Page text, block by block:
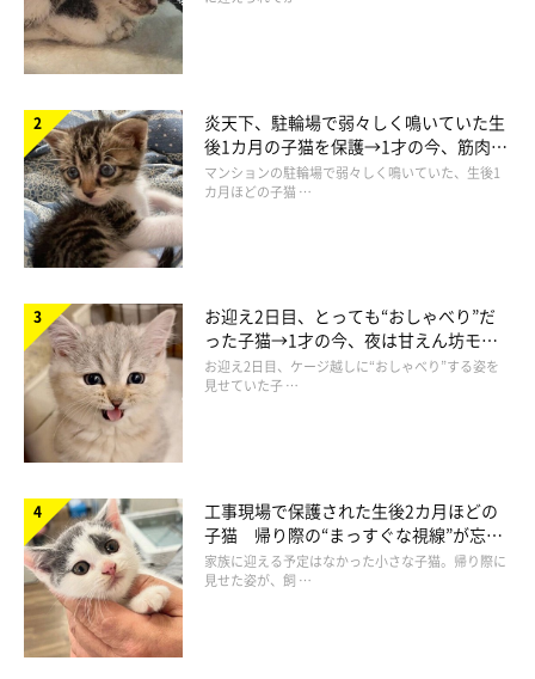
炎天下、駐輪場で弱々しく鳴いていた生
後1カ月の子猫を保護→1才の今、筋肉質
でツンデレなコに成長
マンションの駐輪場で弱々しく鳴いていた、生後1
カ月ほどの子猫 …
お迎え2日目、とっても“おしゃべり”だ
った子猫→1才の今、夜は甘えん坊モー
ドになるコに成長！
お迎え2日目、ケージ越しに“おしゃべり”する姿を
見せていた子 …
工事現場で保護された生後2カ月ほどの
子猫 帰り際の“まっすぐな視線”が忘れ
られず、家族の一員に
家族に迎える予定はなかった小さな子猫。帰り際に
見せた姿が、飼 …